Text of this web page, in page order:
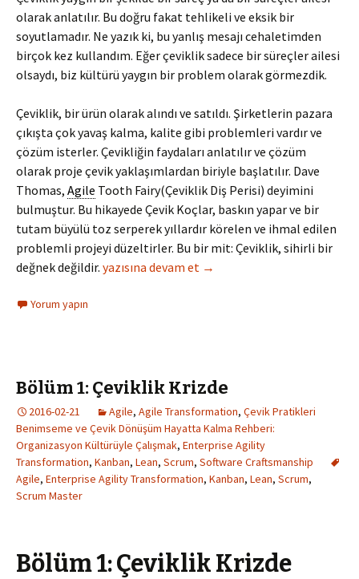
olarak anlatılır. Bu doğru fakat tehlikeli ve eksik bir
soyutlamadır. Ne yazık ki, bu yanlış mesajı cehaletimden
birçok kez kullandım. Eğer çeviklik sadece bir süreçler ailesi
olsaydı, biz kültürü yaygın bir problem olarak görmezdik.
Çeviklik, bir ürün olarak alındı ve satıldı. Şirketlerin pazara
çıkışta çok yavaş kalma, kalite gibi problemleri vardır ve
çözüm isterler. Çevikliğin faydaları anlatılır ve çözüm
olarak proje çevik yaklaşımlardan biriyle başlatılır. Dave
Thomas, Agile Tooth Fairy(Çeviklik Diş Perisi) deyimini
bulmuştur. Bu hikayede Çevik Koçlar, baskın yapar ve bir
tutam büyülü toz serperek yıllardır körelen ve ihmal edilen
problemli projeyi düzeltirler. Bu bir mit: Çeviklik, sihirli bir
değnek değildir. Bölüm 2 : Çevik Kültür Nedir?
yazısına devam et →
Yorum yapın
Bölüm 1: Çeviklik Krizde
2016-02-21 Agile, Agile Transformation, Çevik Pratikleri
Benimseme ve Çevik Dönüşüm Hayatta Kalma Rehberi:
Organizasyon Kültürüyle Çalışmak, Enterprise Agility
Transformation, Kanban, Lean, Scrum, Software Craftsmanship
Agile, Enterprise Agility Transformation, Kanban, Lean, Scrum,
Scrum Master
Bölüm 1: Çeviklik Krizde